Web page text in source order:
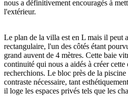
nous a définitivement encouragés à
l'extérieur.
Le plan de la villa est en L mais il peut
rectangulaire, l'un des côtés étant
grand auvent de 4 mètres. Cette baie
continuité qui nous a aidés à créer
recherchions. Le bloc près de la
contraste nécessaire, tant
il loge les espaces privés tels que les